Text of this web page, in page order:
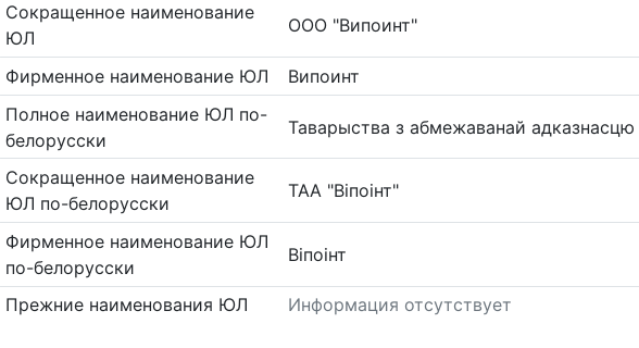
Сокращенное наименование
ЮЛ
ООО "Випоинт"
Фирменное наименование ЮЛ
Випоинт
Полное наименование ЮЛ по-
белорусски
Таварыства з абмежаванай адказнасцю
Сокращенное наименование
ЮЛ по-белорусски
ТАА "Віпоінт"
Фирменное наименование ЮЛ
по-белорусски
Віпоінт
Прежние наименования ЮЛ Информация отсутствует